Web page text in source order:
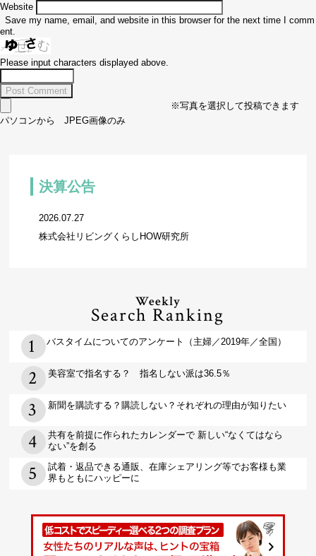
Website
Save my name, email, and website in this browser for the next time I comm
ent.
Please input characters displayed above.
※写真を選択して投稿できます
パソコンから JPEG画像のみ
決算公告
2026.07.27
株式会社リビングくらしHOW研究所
Weekly
Search Ranking
バスタイムについてのアンケート（主婦／2019年／全国）
美容室で指名する？ 指名しない派は36.5％
新聞を購読する？購読しない？それぞれの理由が知りたい
共有を前提に作られたカレンダーで 新しい“なくてはなら
ない”を創る
試着・返品できる通販、在庫シェアリング等でお客様も業
界もともにハッピーに